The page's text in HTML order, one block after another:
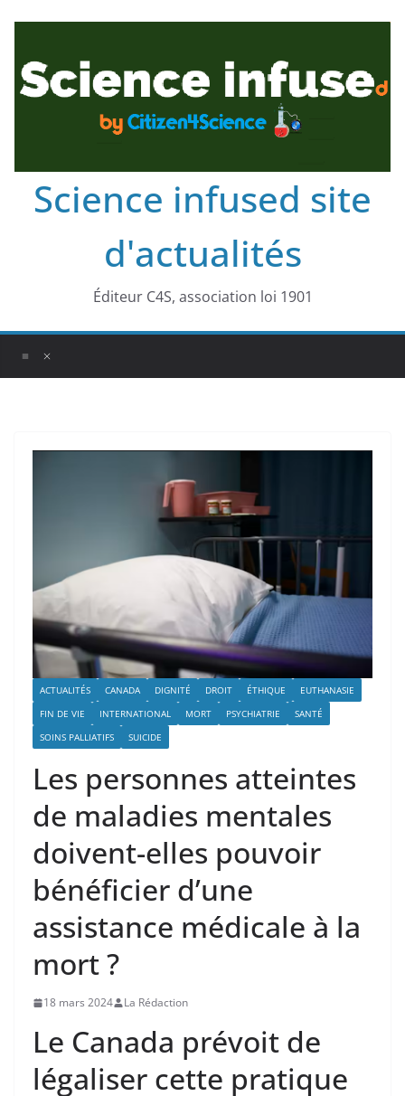
Science infused site
d'actualités
Éditeur C4S, association loi 1901
ACTUALITÉS CANADA DIGNITÉ DROIT ÉTHIQUE
EUTHANASIE
FIN DE VIE
INTERNATIONAL MORT PSYCHIATRIE
SANTÉ
SOINS PALLIATIFS
SUICIDE
Les personnes atteintes
de maladies mentales
doivent-elles pouvoir
bénéficier d’une
assistance médicale à la
mort ?
18 mars 2024 La Rédaction
Le Canada prévoit de
légaliser cette pratique